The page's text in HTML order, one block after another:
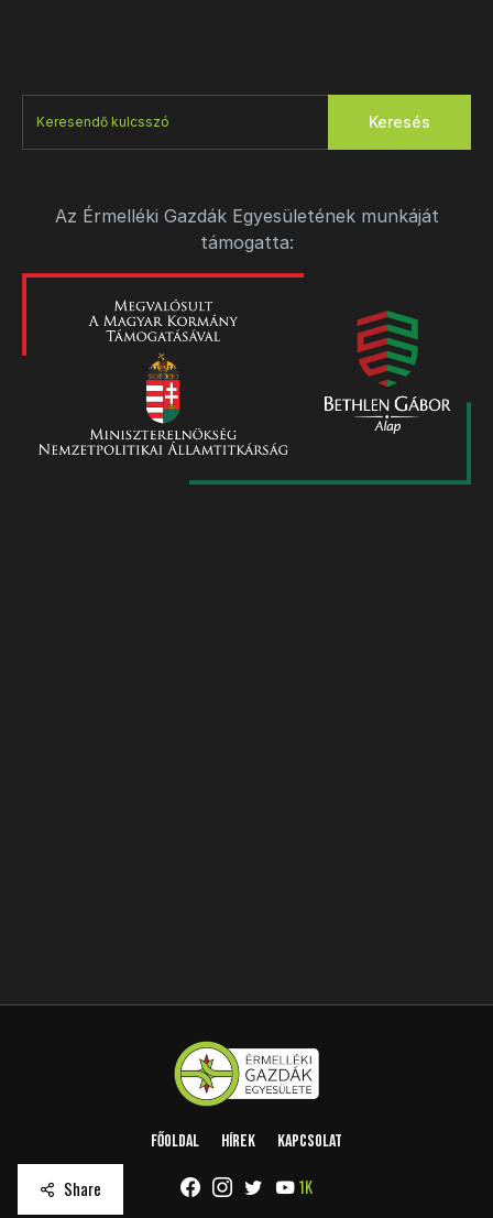
Keresés
Az Érmelléki Gazdák Egyesületének munkáját
támogatta:
Főoldal Hírek Kapcsolat
1K
Share